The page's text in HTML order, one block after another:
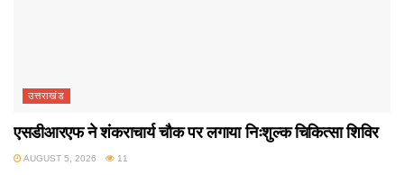
उत्तराखंड
एसडीआरएफ ने शंकराचार्य चौक पर लगाया निःशुल्क चिकित्सा शिविर
AUGUST 5, 2026 11